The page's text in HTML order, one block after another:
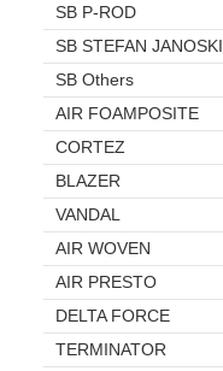
SB P-ROD
SB STEFAN JANOSKI
SB Others
AIR FOAMPOSITE
CORTEZ
BLAZER
VANDAL
AIR WOVEN
AIR PRESTO
DELTA FORCE
TERMINATOR